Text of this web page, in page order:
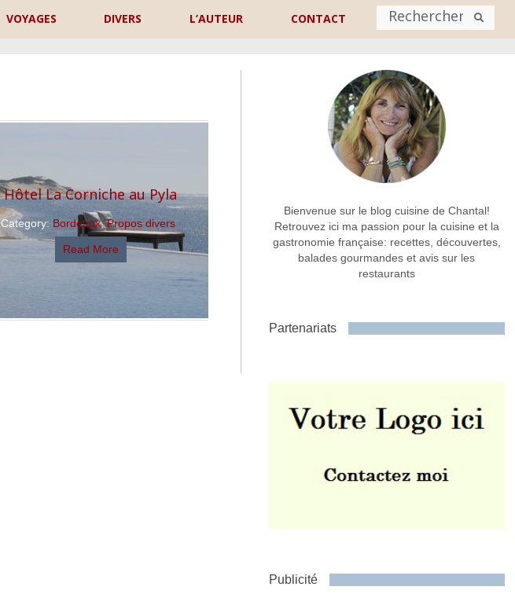
VOYAGES DIVERS L’AUTEUR CONTACT
Nom
Commentaire ou message *
Hôtel La Corniche au Pyla
Category: Bordeaux,Propos divers
Read More
Bienvenue sur le blog cuisine de Chantal!
Retrouvez ici ma passion pour la cuisine et la
gastronomie française: recettes, découvertes,
balades gourmandes et avis sur les
restaurants
Partenariats
Publicité